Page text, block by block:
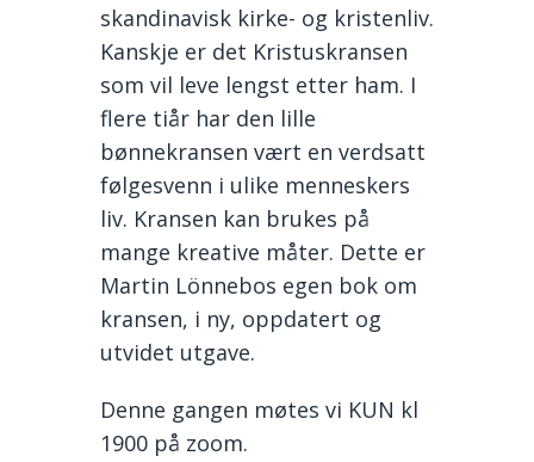
skandinavisk kirke- og kristenliv.
Kanskje er det Kristuskransen
som vil leve lengst etter ham. I
flere tiår har den lille
bønnekransen vært en verdsatt
følgesvenn i ulike menneskers
liv. Kransen kan brukes på
mange kreative måter. Dette er
Martin Lönnebos egen bok om
kransen, i ny, oppdatert og
utvidet utgave.
Denne gangen møtes vi KUN kl
1900 på zoom.